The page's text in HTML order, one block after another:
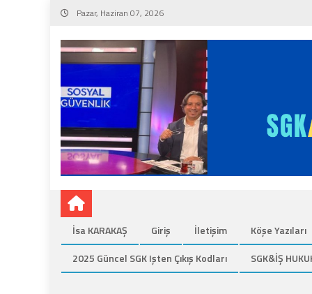
Skip
content
Pazar, Haziran 07, 2026
İsa KARAKAŞ Giriş İletişim
Köşe Yazıları
2025 Güncel SGK Işten Çıkış Kodları
SGK&İŞ